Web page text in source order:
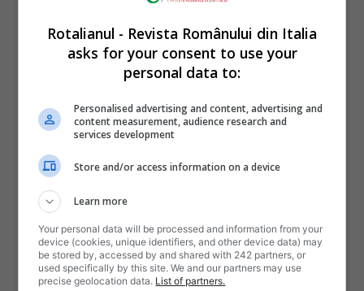
Rotalianul - Revista Românului din Italia
asks for your consent to use your
personal data to:
Personalised advertising and content, advertising and
content measurement, audience research and
services development
Store and/or access information on a device
Learn more
Your personal data will be processed and information from your
device (cookies, unique identifiers, and other device data) may
be stored by, accessed by and shared with 242 partners, or
used specifically by this site. We and our partners may use
precise geolocation data. List of partners.